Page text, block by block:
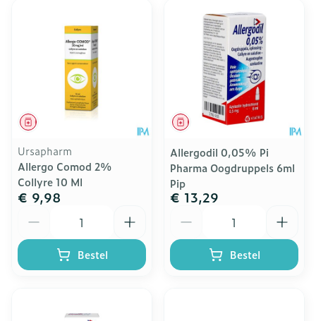
Geneesmiddel
Ursapharm
Allergo Comod 2%
Collyre 10 Ml
€ 9,98
Bestel
Geneesmiddel
Allergodil 0,05% Pi
Pharma Oogdruppels 6ml
Pip
€ 13,29
Bestel